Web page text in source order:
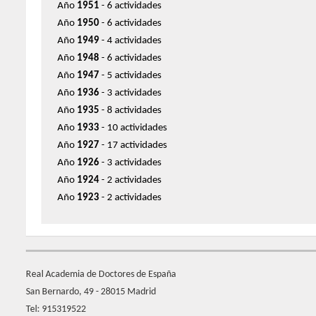
Año 1951 - 6 actividades
Año 1950 - 6 actividades
Año 1949 - 4 actividades
Año 1948 - 6 actividades
Año 1947 - 5 actividades
Año 1936 - 3 actividades
Año 1935 - 8 actividades
Año 1933 - 10 actividades
Año 1927 - 17 actividades
Año 1926 - 3 actividades
Año 1924 - 2 actividades
Año 1923 - 2 actividades
Real Academia de Doctores de España
San Bernardo, 49 - 28015 Madrid
Tel: 915319522